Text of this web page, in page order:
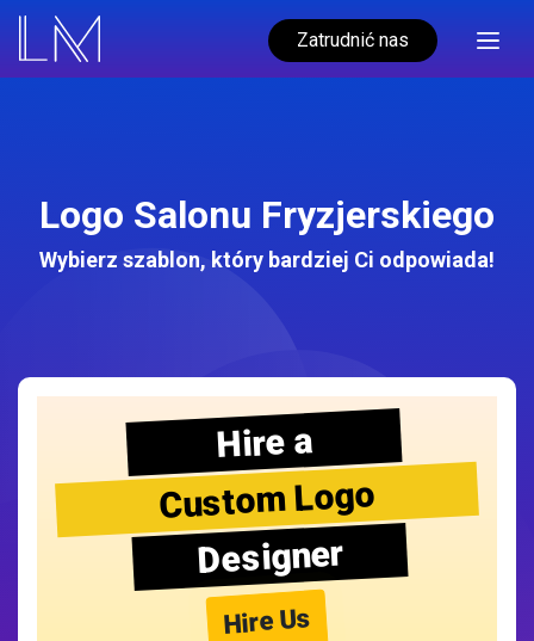
Zatrudnić nas
Logo Salonu Fryzjerskiego
Wybierz szablon, który bardziej Ci odpowiada!
Hire a
Custom Logo
Designer
Hire Us